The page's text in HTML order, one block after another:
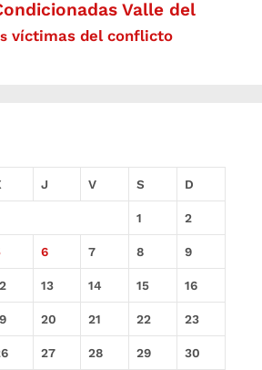
Valle del
víctimas del conflicto
J V S D
1 2
6 7 8 9
13 14 15 16
20 21 22 23
27 28 29 30